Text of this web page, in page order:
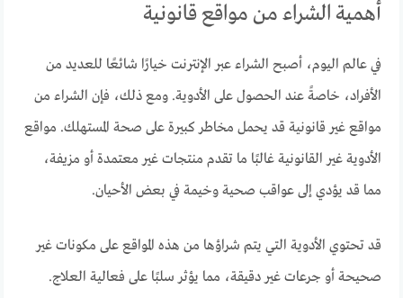
أهمية الشراء من مواقع قانونية
في عالم اليوم، أصبح الشراء عبر الإنترنت خيارًا شائعًا للعديد من
الأفراد، خاصةً عند الحصول على الأدوية. ومع ذلك، فإن الشراء من
مواقع غير قانونية قد يحمل مخاطر كبيرة على صحة المستهلك. مواقع
الأدوية غير القانونية غالبًا ما تقدم منتجات غير معتمدة أو مزيفة،
مما قد يؤدي إلى عواقب صحية وخيمة في بعض الأحيان.
قد تحتوي الأدوية التي يتم شراؤها من هذه المواقع على مكونات غير
صحيحة أو جرعات غير دقيقة، مما يؤثر سلبًا على فعالية العلاج.